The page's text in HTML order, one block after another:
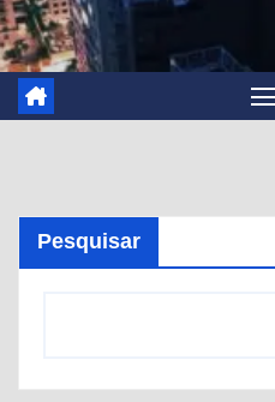
Pesquisar